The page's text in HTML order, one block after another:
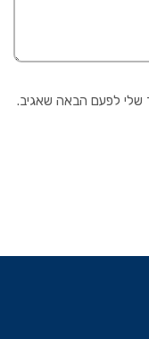
שלי לפעם הבאה שאגיב.